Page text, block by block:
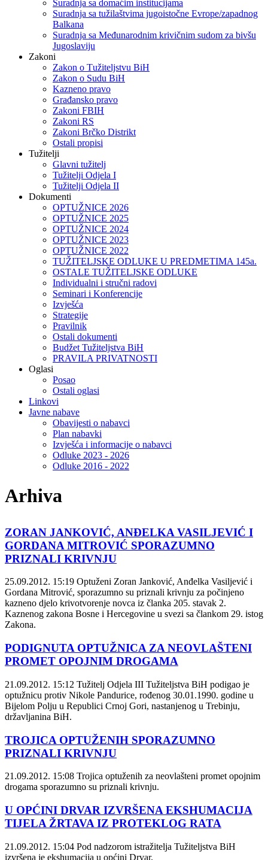
Suradnja sa domaćim institucijama
Suradnja sa tužilaštvima jugoistočne Evrope/zapadnog
Balkana
Suradnja sa Međunarodnim krivičnim sudom za bivšu
Jugoslaviju
Zakoni
Zakon o Тužiteljstvu BiH
Zakon o Sudu BiH
Kazneno pravo
Građansko pravo
Zakoni FBIH
Zakoni RS
Zakoni Brčko Distrikt
Ostali propisi
Tužitelji
Glavni tužitelj
Tužitelji Odjela I
Tužitelji Odjela II
Dokumenti
OPTUŽNICE 2026
OPTUŽNICE 2025
OPTUŽNICE 2024
OPTUŽNICE 2023
OPTUŽNICE 2022
TUŽITELJSKE ODLUKE U PREDMETIMA 145a.
OSTALE TUŽITELJSKE ODLUKE
Individualni i stručni radovi
Seminari i Konferencije
Izvješća
Strategije
Pravilnik
Ostali dokumenti
Budžet Tužiteljstva BiH
PRAVILA PRIVATNOSTI
Oglasi
Posao
Ostali oglasi
Linkovi
Javne nabave
Obavijesti o nabavci
Plan nabavki
Izvješća i informacije o nabavci
Odluke 2023 - 2026
Odluke 2016 - 2022
Arhiva
ZORAN JANKOVIĆ, ANĐELKA VASILJEVIĆ I
GORDANA MITROVIĆ SPORAZUMNO
PRIZNALI KRIVNJU
25.09.2012. 15:19 Optuženi Zoran Janković, Anđelka Vasiljević i
Gordana Mitrović, sporazumno su priznali krivnju za počinjeno
kazneno djelo krivotvorenje novca iz članka 205. stavak 2.
Kaznenog zakona Bosne i Hercegovine u svezi sa člankom 29. istog
Zakona.
PODIGNUTA OPTUŽNICA ZA NEOVLAŠTENI
PROMET OPOJNIM DROGAMA
21.09.2012. 15:12 Tužitelj Odjela III Tužiteljstva BiH podigao je
optužnicu protiv Nikole Pandurice, rođenog 30.01.1990. godine u
Bijelom Polju u Republici Crnoj Gori, nastanjenog u Trebinju,
državljanina BiH.
TROJICA OPTUŽENIH SPORAZUMNO
PRIZNALI KRIVNJU
21.09.2012. 15:08 Trojica optuženih za neovlašteni promet opojnim
drogama sporazumno su priznali krivnju.
U OPĆINI DRVAR IZVRŠENA EKSHUMACIJA
TIJELA ŽRTAVA IZ PROTEKLOG RATA
21.09.2012. 15:04 Pod nadzorom istražitelja Tužiteljstva BiH
izvršena je ekshumacija u općini Drvar.